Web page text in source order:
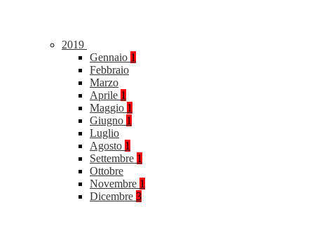
2019
Gennaio 1
Febbraio
Marzo
Aprile 1
Maggio 1
Giugno 1
Luglio
Agosto 1
Settembre 1
Ottobre
Novembre 1
Dicembre 3